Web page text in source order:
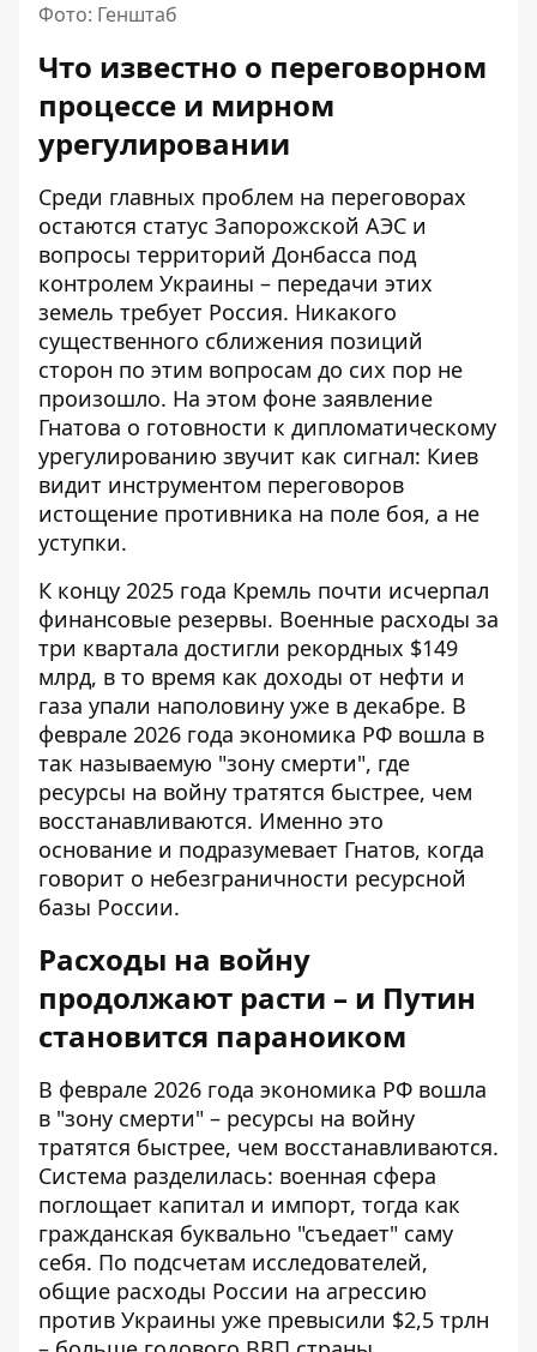
Фото: Генштаб
Что известно о переговорном
процессе и мирном
урегулировании
Среди главных проблем на переговорах
остаются статус Запорожской АЭС и
вопросы территорий Донбасса под
контролем Украины – передачи этих
земель требует Россия. Никакого
существенного сближения позиций
сторон по этим вопросам до сих пор не
произошло. На этом фоне заявление
Гнатова о готовности к дипломатическому
урегулированию звучит как сигнал: Киев
видит инструментом переговоров
истощение противника на поле боя, а не
уступки.
К концу 2025 года Кремль почти исчерпал
финансовые резервы. Военные расходы за
три квартала достигли рекордных $149
млрд, в то время как доходы от нефти и
газа упали наполовину уже в декабре. В
феврале 2026 года экономика РФ вошла в
так называемую "зону смерти", где
ресурсы на войну тратятся быстрее, чем
восстанавливаются. Именно это
основание и подразумевает Гнатов, когда
говорит о небезграничности ресурсной
базы России.
Расходы на войну
продолжают расти – и Путин
становится параноиком
В феврале 2026 года экономика РФ вошла
в "зону смерти" – ресурсы на войну
тратятся быстрее, чем восстанавливаются.
Система разделилась: военная сфера
поглощает капитал и импорт, тогда как
гражданская буквально "съедает" саму
себя. По подсчетам исследователей,
общие расходы России на агрессию
против Украины уже превысили $2,5 трлн